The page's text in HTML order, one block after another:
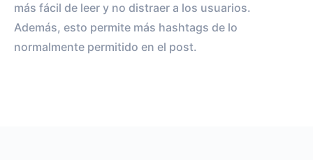
más fácil de leer y no distraer a los usuarios.
Además, esto permite más hashtags de lo
normalmente permitido en el post.